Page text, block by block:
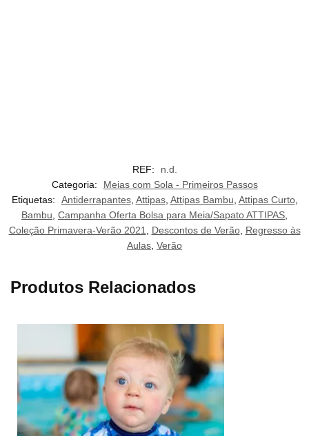
REF:
n.d.
Categoria:
Meias com Sola - Primeiros Passos
Etiquetas:
Antiderrapantes, Attipas, Attipas Bambu Attipas Curto,
Bambu Campanha Oferta Bolsa para Meia/Sapato ATTIPAS
Coleção Primavera-Verão 2021
Descontos de Verão, Regresso às
Aulas Verão
Produtos Relacionados